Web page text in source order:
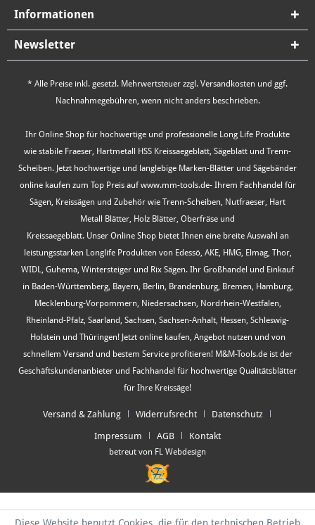
Informationen
Newsletter
* Alle Preise inkl. gesetzl. Mehrwertsteuer zzgl. Versandkosten und ggf.
Nachnahmegebühren, wenn nicht anders beschrieben.
Ihr Online Shop für hochwertige und professionelle Long Life Produkte
wie stabile Fraeser, Hartmetall HSS Kreissaegeblatt, Sägeblatt und Trenn-
Scheiben. Jetzt hochwertige und langlebige Marken-Blätter und Sägebänder
online kaufen zum Top Preis auf www.mm-tools.de- Ihrem Fachhandel für
Sägen, Kreissägen und Zubehör wie Trenn-Scheiben, Nutfraeser, Hart
Metall Blätter, Holz Blätter, Oberfräse und
Kreissaegeblatt. Unser Online Shop bietet Ihnen eine breite Auswahl an
leistungsstarken Longlife Produkten von Edessö, AKE, HMG, Elmag, Thor,
WIDL, Guhema, Wintersteiger und Rix Sägen. Ihr Großhandel und Einkauf
in Baden-Württemberg, Bayern, Berlin, Brandenburg, Bremen, Hamburg,
Mecklenburg-Vorpommern, Niedersachsen, Nordrhein-Westfalen,
Rheinland-Pfalz, Saarland, Sachsen, Sachsen-Anhalt, Hessen, Schleswig-
Holstein und Thüringen! Jetzt online kaufen, Angebot nutzen und von
schnellem Versand und bestem Service profitieren! M&M-Tools.de ist der
Geschäftskundenanbieter und Fachhandel für hochwertige Qualitätsblätter
für Ihre Kreissäge!
Versand & Zahlung Widerrufsrecht Datenschutz
Impressum AGB Kontakt
betreut von FL Webdesign